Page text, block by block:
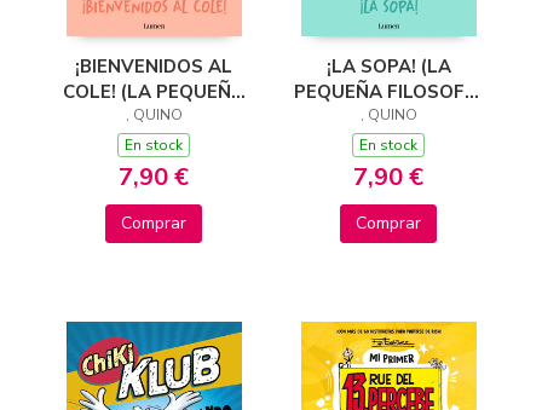
¡BIENVENIDOS AL
COLE! (LA PEQUEÑA
FILOSOFÍA DE
MAFALDA)
, QUINO
En stock
7,90 €
Comprar
¡LA SOPA! (LA
PEQUEÑA FILOSOFÍA
DE MAFALDA)
, QUINO
En stock
7,90 €
Comprar